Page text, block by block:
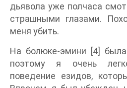
дьявола уже полчаса
страшными глазами.
меня убить.
На болюке-эмини [4]
поэтому я очень
поведение езидов,